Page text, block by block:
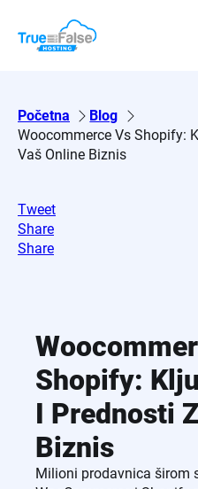
sadržaj
Početna
Blog
Woocommerce Vs Shopify:
Vaš Online Biznis
Tweet
Share
Share
Shopify:
I Prednosti
Biznis
Milioni prodavnica širom